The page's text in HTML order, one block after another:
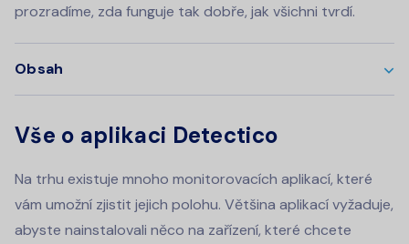
prozradíme, zda funguje tak dobře, jak všichni tvrdí.
Obsah
Vše o aplikaci Detectico
Na trhu existuje mnoho monitorovacích aplikací, které
vám umožní zjistit jejich polohu. Většina aplikací vyžaduje,
abyste nainstalovali něco na zařízení, které chcete